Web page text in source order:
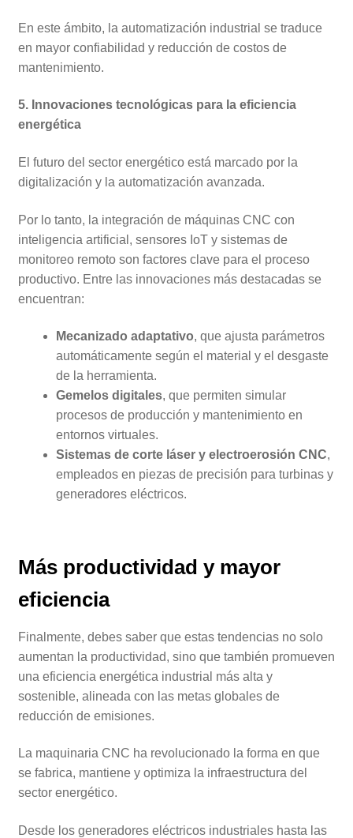
En este ámbito, la automatización industrial se traduce
en mayor confiabilidad y reducción de costos de
mantenimiento.
5. Innovaciones tecnológicas para la eficiencia
energética
El futuro del sector energético está marcado por la
digitalización y la automatización avanzada.
Por lo tanto, la integración de máquinas CNC con
inteligencia artificial, sensores IoT y sistemas de
monitoreo remoto son factores clave para el proceso
productivo. Entre las innovaciones más destacadas se
encuentran:
Mecanizado adaptativo, que ajusta parámetros
automáticamente según el material y el desgaste
de la herramienta.
Gemelos digitales, que permiten simular
procesos de producción y mantenimiento en
entornos virtuales.
Sistemas de corte láser y electroerosión CNC,
empleados en piezas de precisión para turbinas y
generadores eléctricos.
Más productividad y mayor
eficiencia
Finalmente, debes saber que estas tendencias no solo
aumentan la productividad, sino que también promueven
una eficiencia energética industrial más alta y
sostenible, alineada con las metas globales de
reducción de emisiones.
La maquinaria CNC ha revolucionado la forma en que
se fabrica, mantiene y optimiza la infraestructura del
sector energético.
Desde los generadores eléctricos industriales hasta las